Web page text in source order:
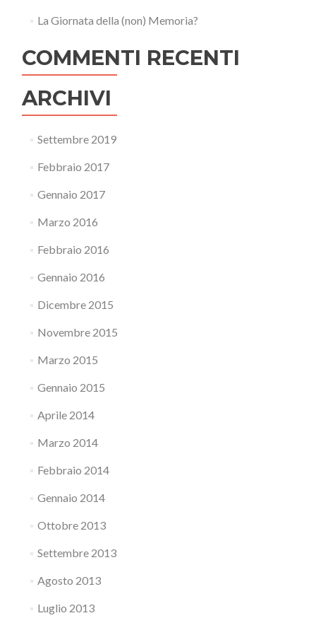
La Giornata della (non) Memoria?
COMMENTI RECENTI
ARCHIVI
Settembre 2019
Febbraio 2017
Gennaio 2017
Marzo 2016
Febbraio 2016
Gennaio 2016
Dicembre 2015
Novembre 2015
Marzo 2015
Gennaio 2015
Aprile 2014
Marzo 2014
Febbraio 2014
Gennaio 2014
Ottobre 2013
Settembre 2013
Agosto 2013
Luglio 2013